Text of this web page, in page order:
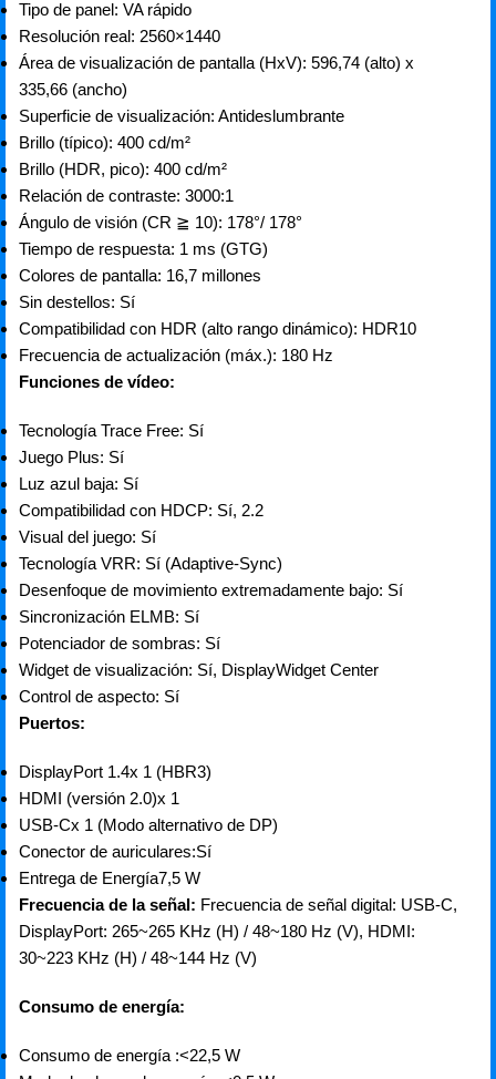
Tipo de panel: VA rápido
Resolución real: 2560×1440
Área de visualización de pantalla (HxV): 596,74 (alto) x
335,66 (ancho)
Superficie de visualización: Antideslumbrante
Brillo (típico): 400 cd/m²
Brillo (HDR, pico): 400 cd/m²
Relación de contraste: 3000:1
Ángulo de visión (CR ≧ 10): 178°/ 178°
Tiempo de respuesta: 1 ms (GTG)
Colores de pantalla: 16,7 millones
Sin destellos: Sí
Compatibilidad con HDR (alto rango dinámico): HDR10
Frecuencia de actualización (máx.): 180 Hz
Funciones de vídeo:
Tecnología Trace Free: Sí
Juego Plus: Sí
Luz azul baja: Sí
Compatibilidad con HDCP: Sí, 2.2
Visual del juego: Sí
Tecnología VRR: Sí (Adaptive-Sync)
Desenfoque de movimiento extremadamente bajo: Sí
Sincronización ELMB: Sí
Potenciador de sombras: Sí
Widget de visualización: Sí, DisplayWidget Center
Control de aspecto: Sí
Puertos:
DisplayPort 1.4x 1 (HBR3)
HDMI (versión 2.0)x 1
USB-Cx 1 (Modo alternativo de DP)
Conector de auriculares:Sí
Entrega de Energía7,5 W
Frecuencia de la señal: Frecuencia de señal digital: USB-C,
DisplayPort: 265~265 KHz (H) / 48~180 Hz (V), HDMI:
30~223 KHz (H) / 48~144 Hz (V)
Consumo de energía:
Consumo de energía :<22,5 W